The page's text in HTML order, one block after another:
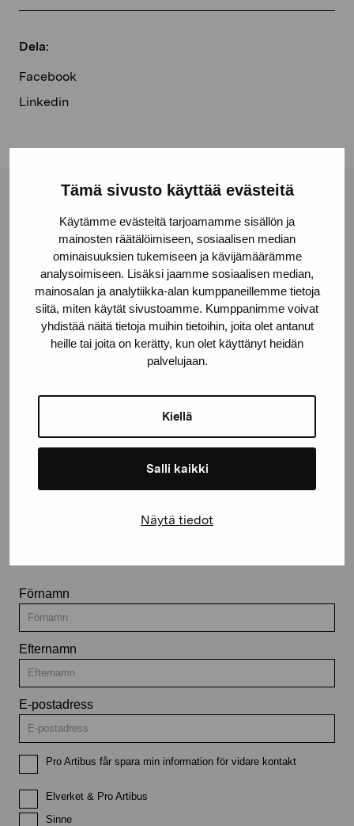
Tämä sivusto käyttää evästeitä
Käytämme evästeitä tarjoamamme sisällön ja
mainosten räätälöimiseen, sosiaalisen median
ominaisuuksien tukemiseen ja kävijämäärämme
analysoimiseen. Lisäksi jaamme sosiaalisen median,
mainosalan ja analytiikka-alan kumppaneillemme tietoja
siitä, miten käytät sivustoamme. Kumppanimme voivat
yhdistää näitä tietoja muihin tietoihin, joita olet antanut
heille tai joita on kerätty, kun olet käyttänyt heidän
palvelujaan.
Kiellä
Salli kaikki
Näytä tiedot
Dela:
Facebook
Linkedin
Stiftelsen Pro Artibus
Gustav Wasas gata 11
10600 Ekenäs
proartibus@proartibus.fi
+358 (0)50 371 6339
Håll dig uppdaterad om aktuella
Förnamn
Efternamn
E-postadress
Pro Artibus får spara min information för vidare kontakt
Elverket & Pro Artibus
Sinne